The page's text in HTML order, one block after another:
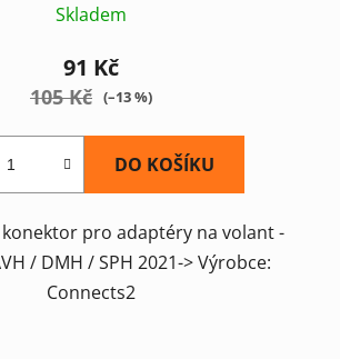
Skladem
91 Kč
105 Kč (–13 %)
DO KOŠÍKU
pro adaptéry na volant -
/ DMH / SPH 2021-> Výrobce:
Connects2